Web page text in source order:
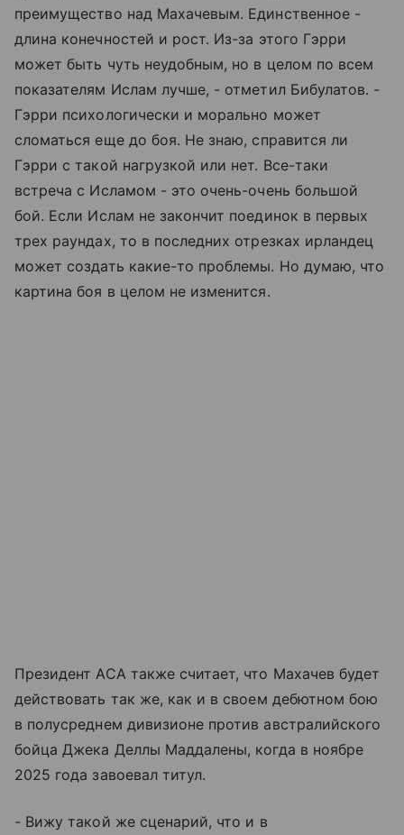
преимущество над Махачевым. Единственное -
длина конечностей и рост. Из-за этого Гэрри
может быть чуть неудобным, но в целом по всем
показателям Ислам лучше, - отметил Бибулатов. -
Гэрри психологически и морально может
сломаться еще до боя. Не знаю, справится ли
Гэрри с такой нагрузкой или нет. Все-таки
встреча с Исламом - это очень-очень большой
бой. Если Ислам не закончит поединок в первых
трех раундах, то в последних отрезках ирландец
может создать какие-то проблемы. Но думаю, что
картина боя в целом не изменится.
Президент АСА также считает, что Махачев будет
действовать так же, как и в своем дебютном бою
в полусреднем дивизионе против австралийского
бойца Джека Деллы Маддалены, когда в ноябре
2025 года завоевал титул.
- Вижу такой же сценарий, что и в